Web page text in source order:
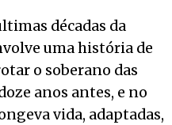
décadas da
uma história de
o soberano das
anos antes, e no
vida, adaptadas,